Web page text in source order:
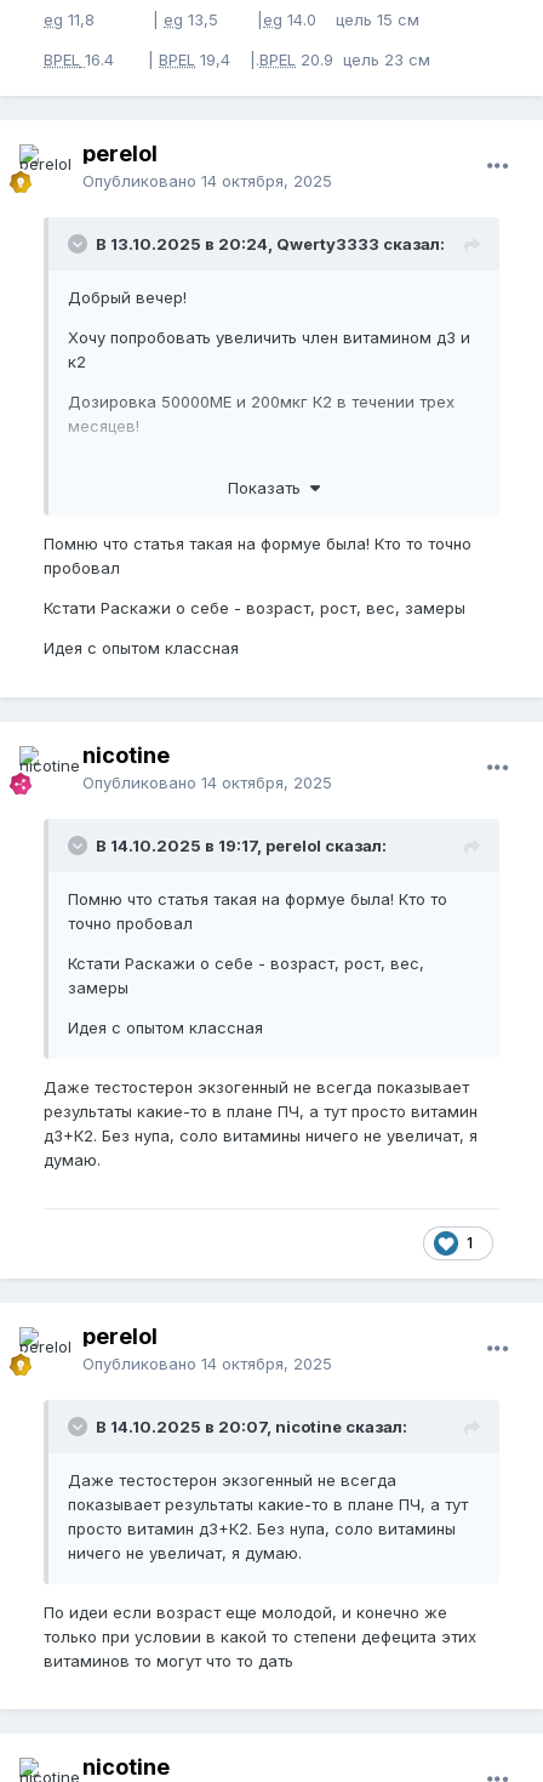
eg 11,8 | eg 13,5 | eg 14.0 цель 15 см
BPEL 16.4 | BPEL 19,4 |.BPEL 20.9 цель 23 см
perelol
Опубликовано 14 октября, 2025
В 13.10.2025 в 20:24, Qwerty3333 сказал:
Добрый вечер!
Хочу попробовать увеличить член витамином д3 и
к2
Дозировка 50000МЕ и 200мкг К2 в течении трех
месяцев!
подобный эксперимент или пил такие высокие
Показать
Помню что статья такая на формуе была! Кто то точно
пробовал
Кстати Раскажи о себе - возраст, рост, вес, замеры
Идея с опытом классная
nicotine
Опубликовано 14 октября, 2025
В 14.10.2025 в 19:17, perelol сказал:
Помню что статья такая на формуе была! Кто то
точно пробовал
Кстати Раскажи о себе - возраст, рост, вес,
замеры
Идея с опытом классная
Даже тестостерон экзогенный не всегда показывает
результаты какие-то в плане ПЧ, а тут просто витамин
д3+К2. Без нупа, соло витамины ничего не увеличат, я
думаю.
1
perelol
Опубликовано 14 октября, 2025
В 14.10.2025 в 20:07, nicotine сказал:
Даже тестостерон экзогенный не всегда
показывает результаты какие-то в плане ПЧ, а тут
просто витамин д3+К2. Без нупа, соло витамины
ничего не увеличат, я думаю.
По идеи если возраст еще молодой, и конечно же
только при условии в какой то степени дефецита этих
витаминов то могут что то дать
nicotine